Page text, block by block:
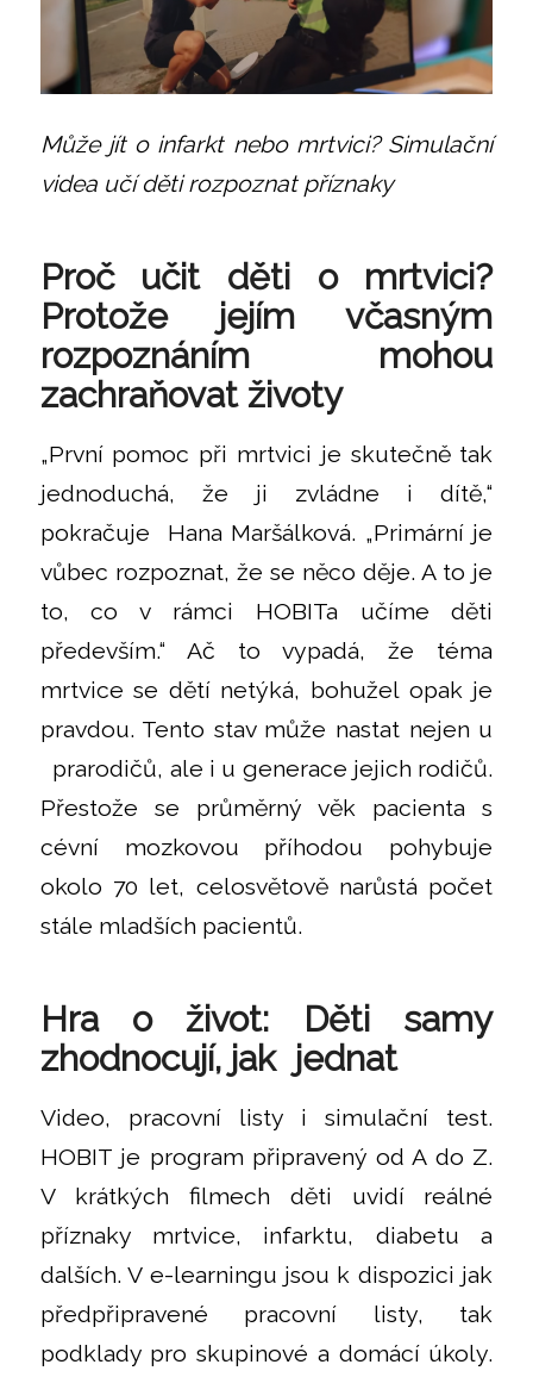
Může jít o infarkt nebo mrtvici? Simulační
videa učí děti rozpoznat příznaky
Proč učit děti o mrtvici?
Protože jejím včasným
rozpoznáním mohou
zachraňovat životy
„První pomoc při mrtvici je skutečně tak
jednoduchá, že ji zvládne i dítě,“
pokračuje Hana Maršálková. „Primární je
vůbec rozpoznat, že se něco děje. A to je
to, co v rámci HOBITa učíme děti
především.“ Ač to vypadá, že téma
mrtvice se dětí netýká, bohužel opak je
pravdou. Tento stav může nastat nejen u
prarodičů, ale i u generace jejich rodičů.
Přestože se průměrný věk pacienta s
cévní mozkovou příhodou pohybuje
okolo 70 let, celosvětově narůstá počet
stále mladších pacientů.
Hra o život: Děti samy
zhodnocují, jak jednat
Video, pracovní listy i simulační test.
HOBIT je program připravený od A do Z.
V krátkých filmech děti uvidí reálné
příznaky mrtvice, infarktu, diabetu a
dalších. V e-learningu jsou k dispozici jak
předpřipravené pracovní listy, tak
podklady pro skupinové a domácí úkoly.